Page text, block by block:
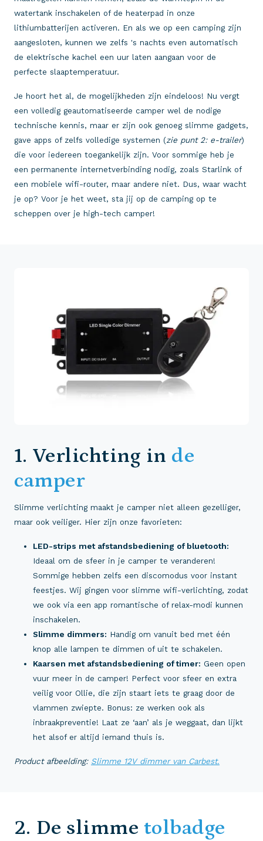
watertank inschakelen of de heaterpad in onze
lithiumbatterijen activeren. En als we op een camping zijn
aangesloten, kunnen we zelfs 's nachts even automatisch
de elektrische kachel een uur laten aangaan voor de
perfecte slaaptemperatuur.
Je hoort het al, de mogelijkheden zijn eindeloos! Nu vergt
een volledig geautomatiseerde camper wel de nodige
technische kennis, maar er zijn ook genoeg slimme gadgets,
gave apps of zelfs volledige systemen (zie punt 2: e-trailer)
die voor iedereen toegankelijk zijn. Voor sommige heb je
een permanente internetverbinding nodig, zoals Starlink of
een mobiele wifi-router, maar andere niet. Dus, waar wacht
je op? Voor je het weet, sta jij op de camping op te
scheppen over je high-tech camper!
1. Verlichting in de
camper
Slimme verlichting maakt je camper niet alleen gezelliger,
maar ook veiliger. Hier zijn onze favorieten:
LED-strips met afstandsbediening of bluetooth:
Ideaal om de sfeer in je camper te veranderen!
Sommige hebben zelfs een discomodus voor instant
feestjes. Wij gingen voor slimme wifi-verlichting, zodat
we ook via een app romantische of relax-modi kunnen
inschakelen.
Slimme dimmers: Handig om vanuit bed met één
knop alle lampen te dimmen of uit te schakelen.
Kaarsen met afstandsbediening of timer: Geen open
vuur meer in de camper! Perfect voor sfeer en extra
veilig voor Ollie, die zijn staart iets te graag door de
vlammen zwiepte. Bonus: ze werken ook als
inbraakpreventie! Laat ze ‘aan’ als je weggaat, dan lijkt
het alsof er altijd iemand thuis is.
Product afbeelding: Slimme 12V dimmer van Carbest.
2. De slimme tolbadge